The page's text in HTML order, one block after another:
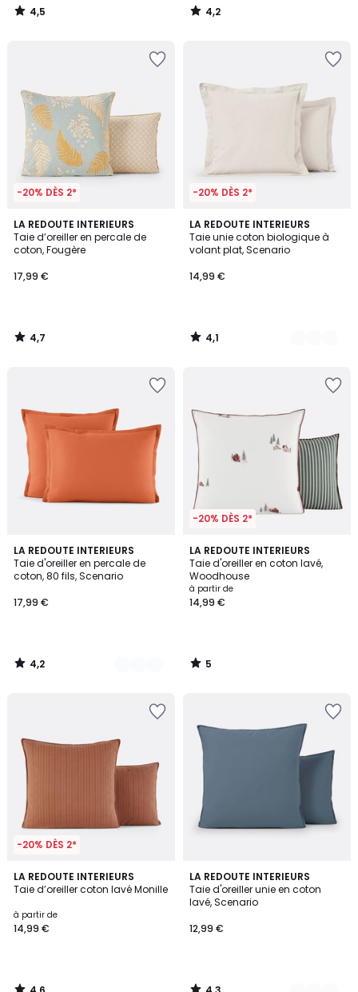
4,5
/
4,2
/
-20% DÈS 2*
LA REDOUTE INTERIEURS
Taie d’oreiller en percale de
coton, Fougère
17,99 €
4,7
/ 5
4,7
/
-20% DÈS 2*
LA REDOUTE INTERIEURS
Taie unie coton biologique à
volant plat, Scenario
14,99 €
4,1
/ 5
9
Couleurs
4,1
/
LA REDOUTE INTERIEURS
Taie d'oreiller en percale de
coton, 80 fils, Scenario
17,99 €
4,2
/ 5
2
Couleurs
4,2
/
-20% DÈS 2*
LA REDOUTE INTERIEURS
Taie d'oreiller en coton lavé,
Woodhouse
à partir de
14,99 €
5
/
5
5
/
-20% DÈS 2*
LA REDOUTE INTERIEURS
Taie d’oreiller coton lavé Monille
à partir de
14,99 €
4,6
/ 5
LA REDOUTE INTERIEURS
Taie d'oreiller unie en coton
lavé, Scenario
12,99 €
4,3
/ 5
2
Couleurs